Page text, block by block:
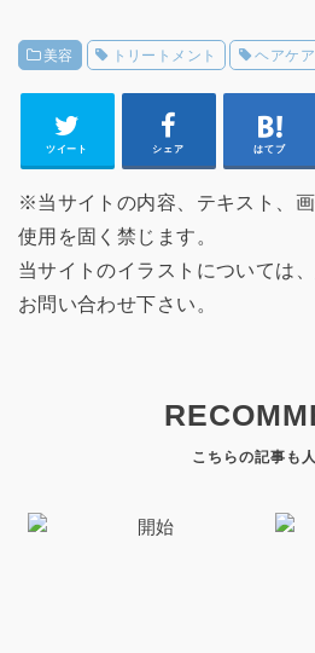
美容 トリートメント ヘアケア
ツイート シェア はてブ
※当サイトの内容、テキスト、
使用を固く禁じます。
当サイトのイラストについては、
お問い合わせ下さい。